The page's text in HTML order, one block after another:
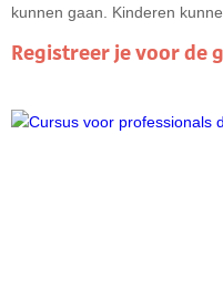
kunnen gaan. Kinderen
Registreer je voor de
Standaard
Op dit niveau
ervaring te